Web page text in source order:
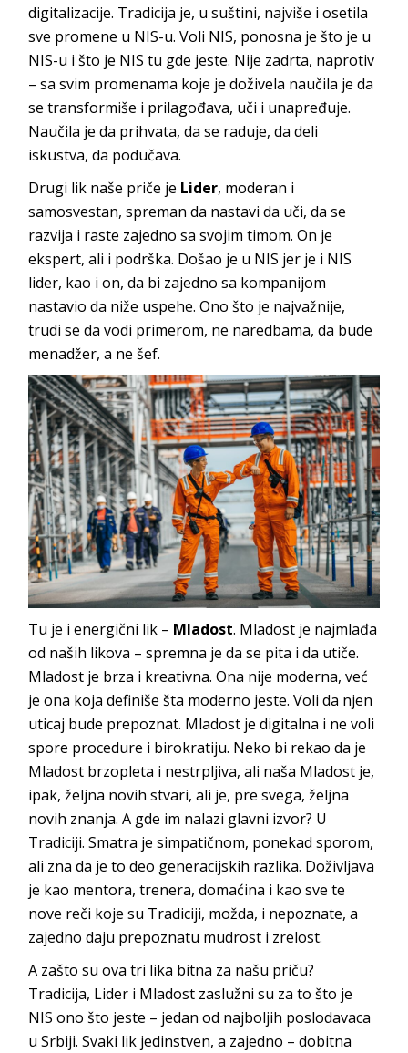
digitalizacije. Tradicija je, u suštini, najviše i osetila
sve promene u NIS-u. Voli NIS, ponosna je što je u
NIS-u i što je NIS tu gde jeste. Nije zadrta, naprotiv
– sa svim promenama koje je doživela naučila je da
se transformiše i prilagođava, uči i unapređuje.
Naučila je da prihvata, da se raduje, da deli
iskustva, da podučava.
Drugi lik naše priče je Lider, moderan i
samosvestan, spreman da nastavi da uči, da se
razvija i raste zajedno sa svojim timom. On je
ekspert, ali i podrška. Došao je u NIS jer je i NIS
lider, kao i on, da bi zajedno sa kompanijom
nastavio da niže uspehe. Ono što je najvažnije,
trudi se da vodi primerom, ne naredbama, da bude
menadžer, a ne šef.
Tu je i energični lik – Mladost. Mladost je najmlađa
od naših likova – spremna je da se pita i da utiče.
Mladost je brza i kreativna. Ona nije moderna, već
je ona koja definiše šta moderno jeste. Voli da njen
uticaj bude prepoznat. Mladost je digitalna i ne voli
spore procedure i birokratiju. Neko bi rekao da je
Mladost brzopleta i nestrpljiva, ali naša Mladost je,
ipak, željna novih stvari, ali je, pre svega, željna
novih znanja. A gde im nalazi glavni izvor? U
Tradiciji. Smatra je simpatičnom, ponekad sporom,
ali zna da je to deo generacijskih razlika. Doživljava
je kao mentora, trenera, domaćina i kao sve te
nove reči koje su Tradiciji, možda, i nepoznate, a
zajedno daju prepoznatu mudrost i zrelost.
A zašto su ova tri lika bitna za našu priču?
Tradicija, Lider i Mladost zaslužni su za to što je
NIS ono što jeste – jedan od najboljih poslodavaca
u Srbiji. Svaki lik jedinstven, a zajedno – dobitna